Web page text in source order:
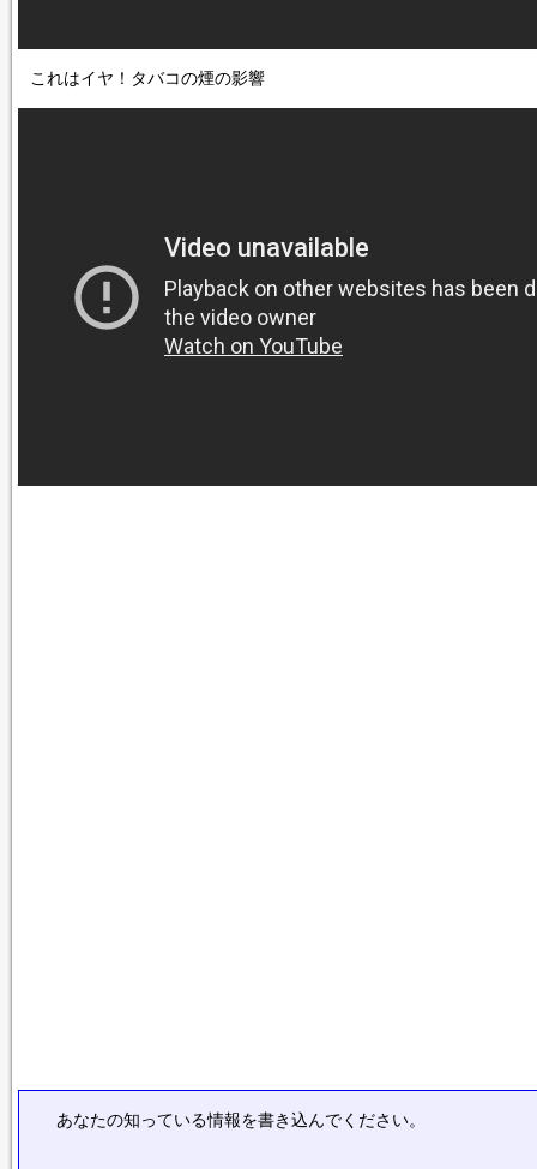
これはイヤ！タバコの煙の影響
あなたの知っている情報を書き込んでください。